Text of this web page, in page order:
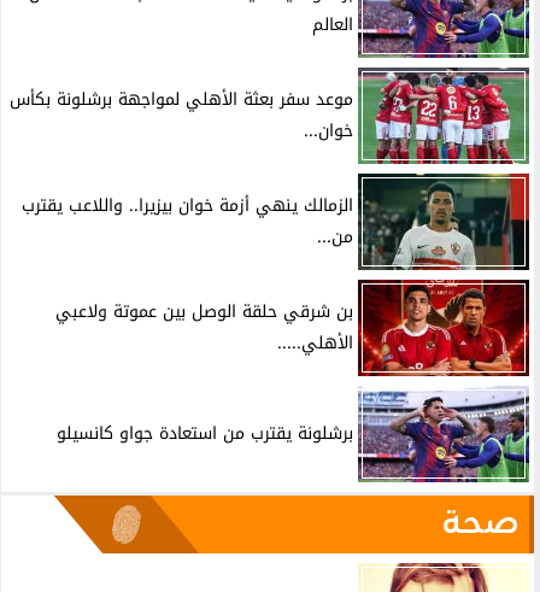
العالم
موعد سفر بعثة الأهلي لمواجهة برشلونة بكأس
خوان...
الزمالك ينهي أزمة خوان بيزيرا.. واللاعب يقترب
من...
بن شرقي حلقة الوصل بين عموتة ولاعبي
الأهلي.....
برشلونة يقترب من استعادة جواو كانسيلو
صحة